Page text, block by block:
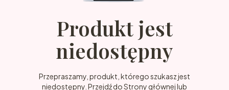
Produkt jest
niedostępny
Przepraszamy, produkt, którego szukasz jest
niedostępny. Przejdź do Strony głównej lub